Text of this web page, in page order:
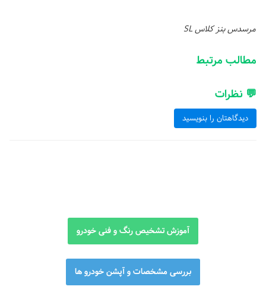
مرسدس بنز کلاس SL
مطالب مرتبط
💬 نظرات
دیدگاهتان را بنویسید
آموزش تشخیص رنگ و فنی خودرو
بررسی مشخصات و آپشن خودرو ها